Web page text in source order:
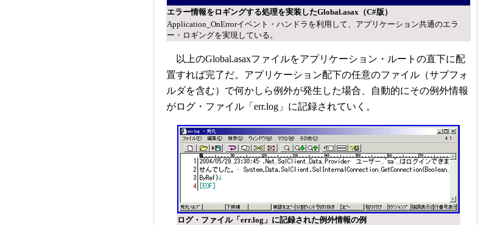
エラー情報をロギングする処理を実装したGlobal.asax（C#版）
Application_OnErrorイベント・ハンドラを利用して、アプリケーション共通のエラ
ー・ロギングを実現している。
以上のGlobal.asaxファイルをアプリケーション・ルートの直下に配
置すれば完了だ。アプリケーション配下の任意のファイル（サブフォ
ルダを含む）で何かしら例外が発生した場合、自動的にその例外情報
がログ・ファイル「err.log」に記録されていく。
ログ・ファイル「err.log」に記録された例外情報の例